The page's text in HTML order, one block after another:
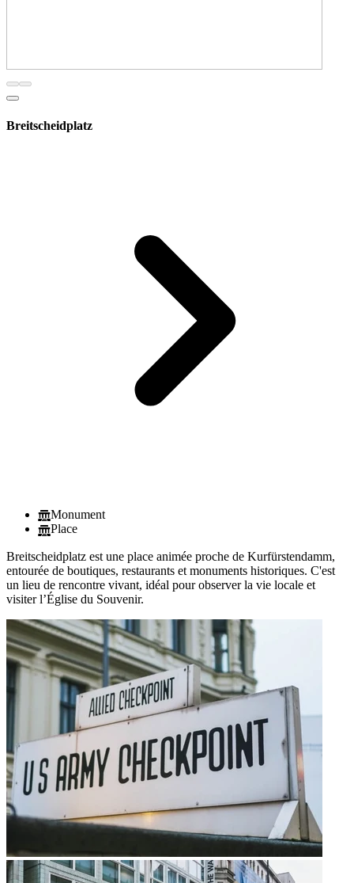
Breitscheidplatz
Monument
Place
Breitscheidplatz est une place animée proche de Kurfürstendamm,
entourée de boutiques, restaurants et monuments historiques. C'est
un lieu de rencontre vivant, idéal pour observer la vie locale et
visiter l’Église du Souvenir.